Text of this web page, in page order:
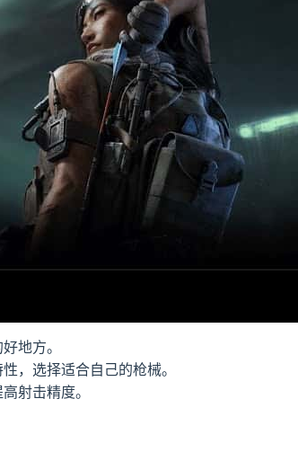
地方。
，选择适合自己的枪械。
射击精度。